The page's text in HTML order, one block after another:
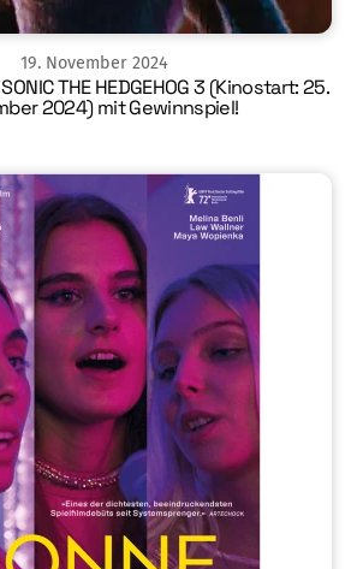
19. November 2024
THE HEDGEHOG 3 (Kinostart: 25.
2024) mit Gewinnspiel!